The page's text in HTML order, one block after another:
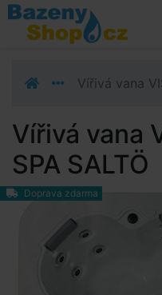
Přejít k navigaci
Přejít na obsah
Přejít k postrannímu
Vířivá vana
Vířivá vana
SPA SALTÖ
Doprava zdarma